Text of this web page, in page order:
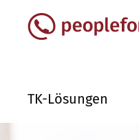
TK-Lösungen